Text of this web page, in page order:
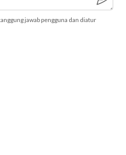
jawab pengguna dan diatur